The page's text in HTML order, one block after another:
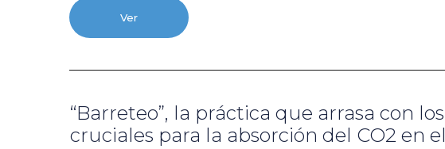
Ver
“Barreteo”, la práctica que arrasa con
cruciales para la absorción del CO2 en